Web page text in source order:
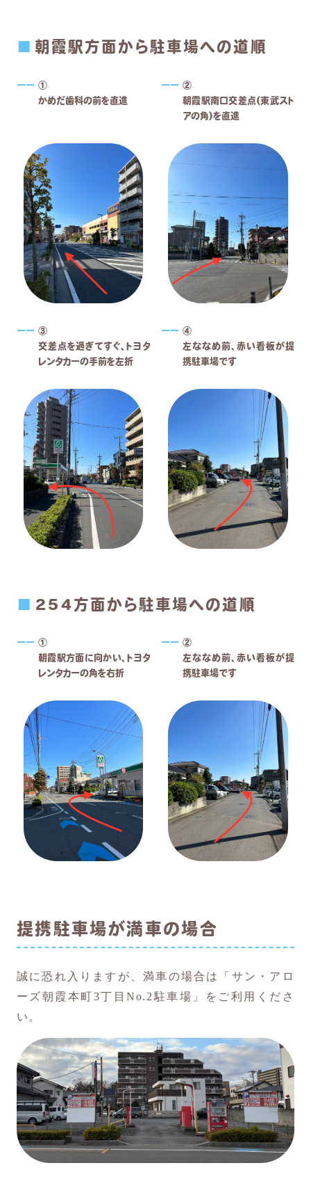
朝霞駅方面から駐車場への道順
①
かめだ歯科の前を直進
②
朝霞駅南口交差点(東武スト
アの角)を直進
③
交差点を過ぎてすぐ、トヨタ
レンタカーの手前を左折
④
左ななめ前、赤い看板が提
携駐車場です
254方面から駐車場への道順
①
朝霞駅方面に向かい、トヨタ
レンタカーの角を右折
②
左ななめ前、赤い看板が提
携駐車場です
提携駐車場が満車の場合
誠に恐れ入りますが、満車の場合は「サン・アロ
ーズ朝霞本町3丁目No.2駐車場」をご利用くださ
い。